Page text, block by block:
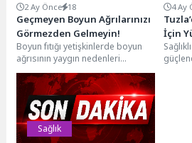
2 Ay Önce 18
Geçmeyen Boyun Ağrılarınızı
Görmezden Gelmeyin!
Boyun fıtığı yetişkinlerde boyun
ağrısının yaygın nedenleri
arasında yer alıyor. Hastalığın
şiddeti hafiften şiddetliye ve...
4 Ay
İçin
Sağlık